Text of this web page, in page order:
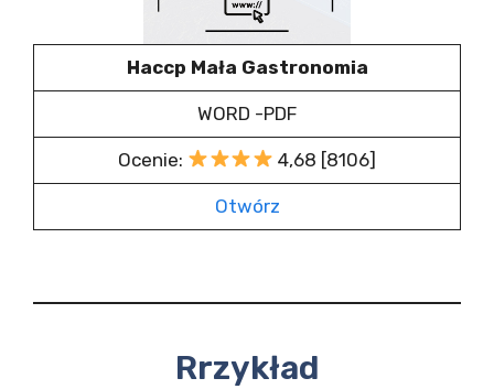
Haccp Mała Gastronomia
WORD -PDF
Ocenie: 4,68 [8106]
Otwórz
Rrzykład